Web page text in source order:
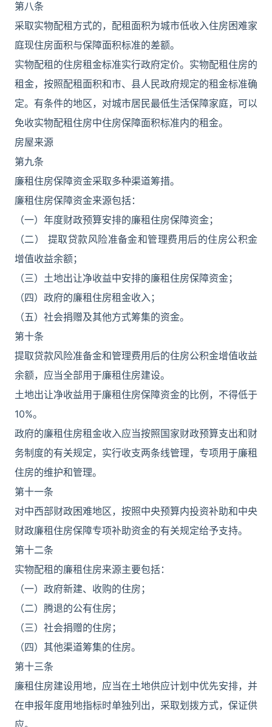
第八条
采取实物配租方式的，配租面积为城市低收入住房困难家
庭现住房面积与保障面积标准的差额。
实物配租的住房租金标准实行政府定价。实物配租住房的
租金，按照配租面积和市、县人民政府规定的租金标准确
定。有条件的地区，对城市居民最低生活保障家庭，可以
免收实物配租住房中住房保障面积标准内的租金。
房屋来源
第九条
廉租住房保障资金采取多种渠道筹措。
廉租住房保障资金来源包括：
（一）年度财政预算安排的廉租住房保障资金；
（二） 提取贷款风险准备金和管理费用后的住房公积金
增值收益余额；
（三）土地出让净收益中安排的廉租住房保障资金；
（四）政府的廉租住房租金收入；
（五）社会捐赠及其他方式筹集的资金。
第十条
提取贷款风险准备金和管理费用后的住房公积金增值收益
余额，应当全部用于廉租住房建设。
土地出让净收益用于廉租住房保障资金的比例，不得低于
10%。
政府的廉租住房租金收入应当按照国家财政预算支出和财
务制度的有关规定，实行收支两条线管理，专项用于廉租
住房的维护和管理。
第十一条
对中西部财政困难地区，按照中央预算内投资补助和中央
财政廉租住房保障专项补助资金的有关规定给予支持。
第十二条
实物配租的廉租住房来源主要包括：
（一）政府新建、收购的住房；
（二）腾退的公有住房；
（三）社会捐赠的住房；
（四）其他渠道筹集的住房。
第十三条
廉租住房建设用地，应当在土地供应计划中优先安排，并
在申报年度用地指标时单独列出，采取划拨方式，保证供
应。